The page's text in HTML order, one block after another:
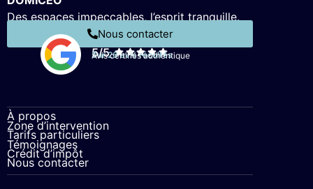
Des espaces impeccables, l’esprit tranquille.
Nous contacter
5/5
Sur 26 avis récoltés
Avis certifiés authentique
À propos
Zone d’intervention
Tarifs particuliers
Témoignages
Crédit d’impôt
Nous contacter